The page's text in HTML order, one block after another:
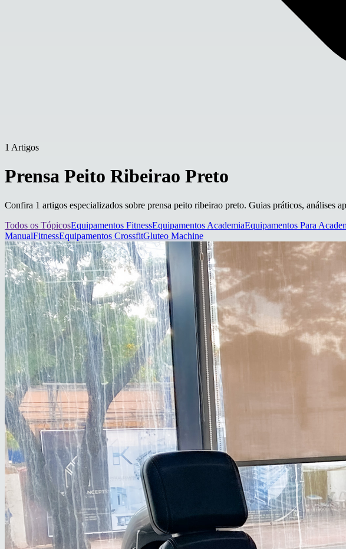
1 Artigos
Prensa Peito Ribeirao Preto
Confira 1 artigos especializados sobre prensa peito ribeirao preto. Guias práticos, análises
Todos os TópicosEquipamentos FitnessEquipamentos AcademiaEquipamentos Para
ManualFitnessEquipamentos CrossfitGluteo Machine